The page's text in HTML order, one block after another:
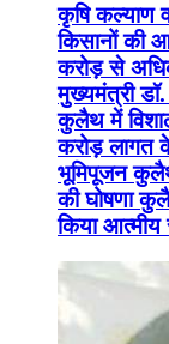
कृषि कल्याण
किसानों की
करोड़ से
मुख्यमंत्री
कुलैथ में
करोड़ लागत के
भूमिपूजन
की घोषणा
किया आत्मीय